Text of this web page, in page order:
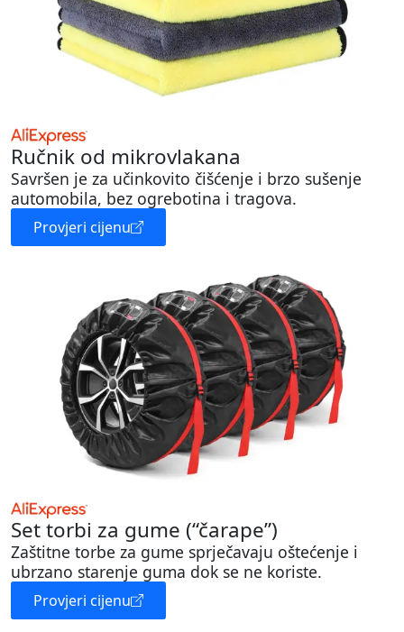
Ručnik od mikrovlakana
Savršen je za učinkovito čišćenje i brzo sušenje
automobila, bez ogrebotina i tragova.
Provjeri cijenu
Set torbi za gume (“čarape”)
Zaštitne torbe za gume sprječavaju oštećenje i
ubrzano starenje guma dok se ne koriste.
Provjeri cijenu